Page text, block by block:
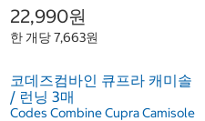
22,990원
한 개당 7,663원
코데즈컴바인 큐프라 캐미솔
/ 런닝 3매
Codes Combine Cupra Camisole